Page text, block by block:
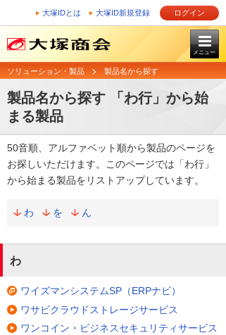
大塚IDとは 大塚ID新規登録 ログイン
メニュー
ソリューション・製品 製品名から探す
製品名から探す 「わ行」から始
まる製品
50音順、アルファベット順から製品のページを
お探しいただけます。このページでは「わ行」
から始まる製品をリストアップしています。
わ を ん
わ
ワイズマンシステムSP（ERPナビ）
ワサビクラウドストレージサービス
ワンコイン・ビジネスセキュリティサービス